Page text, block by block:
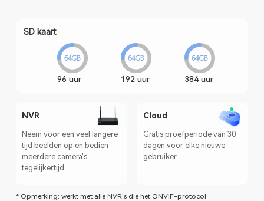
SD kaart
96 uur 192 uur 384 uur
NVR
Neem voor een veel langere
tijd beelden op en bedien
meerdere camera's
tegelijkertijd.
Cloud
Gratis proefperiode van 30
dagen voor elke nieuwe
gebruiker
* Opmerking: werkt met alle NVR's die het ONVIF-protocol